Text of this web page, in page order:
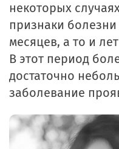
некоторых
признаки
месяцев, а то и
В этот период
достаточно
заболевание